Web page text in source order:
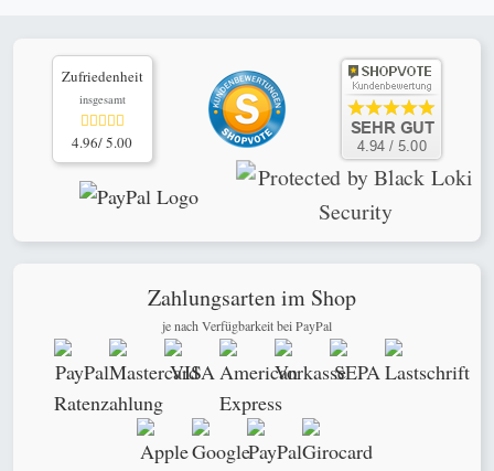
Zufriedenheit
insgesamt
4.96/ 5.00
Zahlungsarten im Shop
je nach Verfügbarkeit bei PayPal